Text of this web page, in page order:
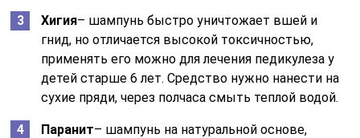
Хигия– шампунь быстро уничтожает вшей и
гнид, но отличается высокой токсичностью,
применять его можно для лечения педикулеза у
детей старше 6 лет. Средство нужно нанести на
сухие пряди, через полчаса смыть теплой водой.
Паранит– шампунь на натуральной основе,